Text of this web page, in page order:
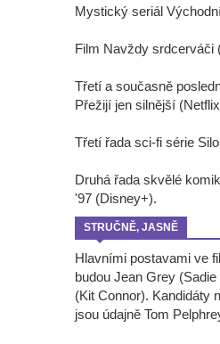
Mystický seriál
Film Navždy srdcerváči
Třetí a současně
Přežijí jen silnější
Třetí řada sci-fi série
Druhá řada skvělé
'97 (Disney+).
STRUČNĚ, JASNĚ
Hlavními postavami ve
budou Jean Grey
(Kit Connor). Kandidáty
jsou údajně Tom